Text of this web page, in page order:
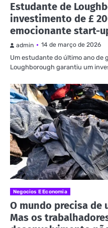
Estudante de
investimento de £
emocionante start-
admin 14 de março de 2026
Um estudante do último ano de
Loughborough garantiu um
Negocios E Economia
O mundo precisa de
Mas os